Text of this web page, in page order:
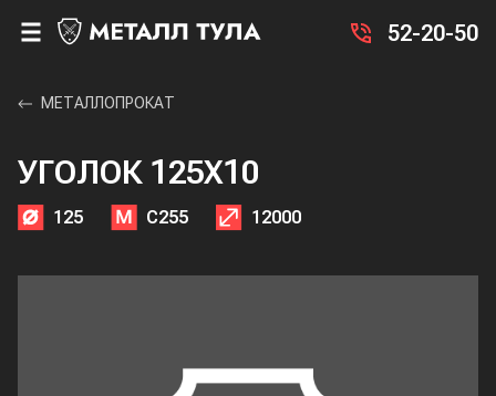
52-20-50
МЕТАЛЛОПРОКАТ
УГОЛОК 125X10
125 С255 12000